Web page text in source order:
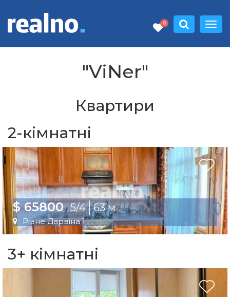
0
"ViNer"
Квартири
2-кімнатні
$ 65800 5/4 63 м
Рівне Дарвіна 1
3+ кімнатні